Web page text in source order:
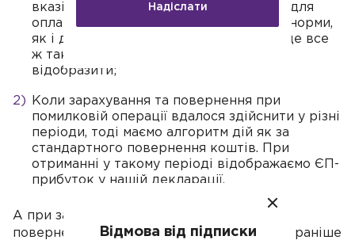
вказівок, що так потрібно робити, але для
оплат помилково застосовують такі ж норми,
як і для стандартних повернень і краще все
ж таки їх підприємцям у подробицях
відобразити;
Коли зарахування та повернення при
помилковій операції вдалося здійснити у різні
періоди, тоді маємо алгоритм дій як за
стандартного повернення коштів. При
отриманні у такому періоді відображаємо ЄП-
прибуток у нашій декларації.
А при заповненні декларації в період
повернення підправляємо прибуток, який раніше
Надіслати
Відмова від підписки